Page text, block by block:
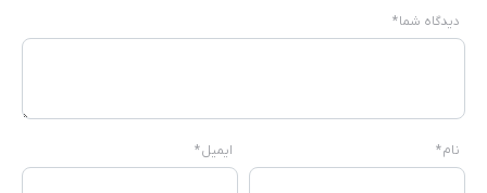
دیدگاه شما*
نام* ایمیل*